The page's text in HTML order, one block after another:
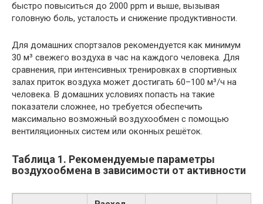
быстро повыситься до 2000 ppm и выше, вызывая
головную боль, усталость и снижение продуктивности.
Для домашних спортзалов рекомендуется как минимум
30 м³ свежего воздуха в час на каждого человека. Для
сравнения, при интенсивных тренировках в спортивных
залах приток воздуха может достигать 60–100 м³/ч на
человека. В домашних условиях попасть на такие
показатели сложнее, но требуется обеспечить
максимально возможный воздухообмен с помощью
вентиляционных систем или оконных решёток.
Таблица 1. Рекомендуемые параметры
воздухообмена в зависимости от активности